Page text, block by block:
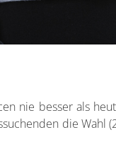
nie besser als
die Wahl